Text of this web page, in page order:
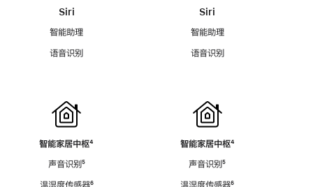
Siri
智能助理
语音识别
智能家居中枢脚
⁴
声音识别脚
⁵
温湿度传感器脚
⁶
Siri
智能助理
语音识别
智能家居中枢脚
⁴
声音识别脚
⁵
温湿度传感器脚
⁶